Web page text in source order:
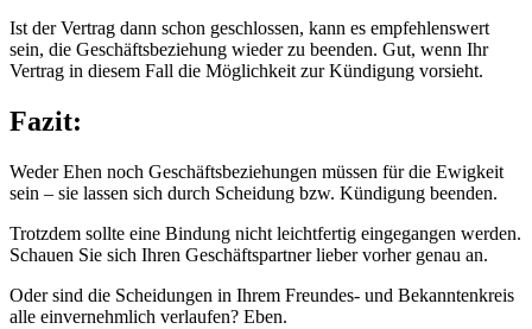
Ist der Vertrag dann schon geschlossen, kann es empfehlenswert
sein, die Geschäftsbeziehung wieder zu beenden. Gut, wenn Ihr
Vertrag in diesem Fall die Möglichkeit zur Kündigung vorsieht.
Fazit:
Weder Ehen noch Geschäftsbeziehungen müssen für die Ewigkeit
sein – sie lassen sich durch Scheidung bzw. Kündigung beenden.
Trotzdem sollte eine Bindung nicht leichtfertig eingegangen werden.
Schauen Sie sich Ihren Geschäftspartner lieber vorher genau an.
Oder sind die Scheidungen in Ihrem Freundes- und Bekanntenkreis
alle einvernehmlich verlaufen? Eben.